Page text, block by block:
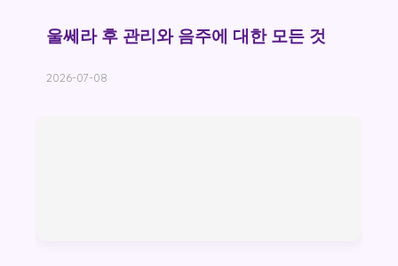
울쎄라 후 관리와 음주에 대한 모든 것
2026-07-08